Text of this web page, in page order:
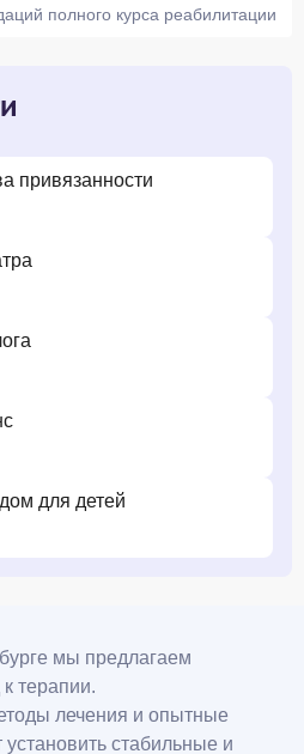
полного курса реабилитации
привязанности
для детей
мы предлагаем
терапии.
лечения и опытные
стабильные и